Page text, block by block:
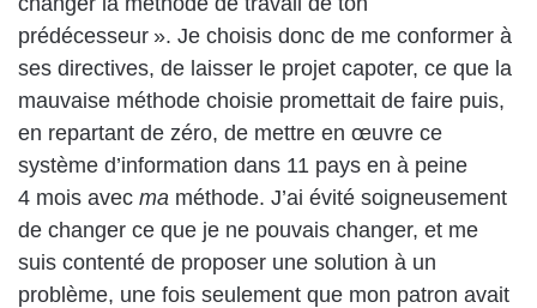
prédécesseur ». Je choisis donc de me conformer à
ses directives, de laisser le projet capoter, ce que la
mauvaise méthode choisie promettait de faire puis,
en repartant de zéro, de mettre en œuvre ce
système d’information dans 11 pays en à peine
4 mois avec ma méthode. J’ai évité soigneusement
de changer ce que je ne pouvais changer, et me
suis contenté de proposer une solution à un
problème, une fois seulement que mon patron avait